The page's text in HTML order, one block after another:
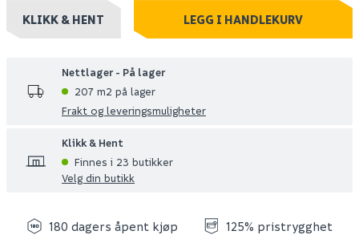
KLIKK & HENT LEGG I HANDLEKURV
Nettlager - På lager
207 m2 på lager
Frakt og leveringsmuligheter
Klikk & Hent
Finnes i 23 butikker
Velg din butikk
180 dagers åpent kjøp 125% pristrygghet